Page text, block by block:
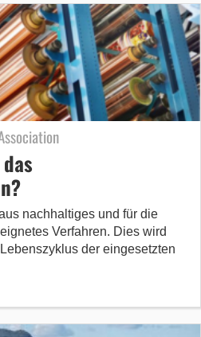
nachhaltiges und für die
Verfahren. Dies wird
der eingesetzten